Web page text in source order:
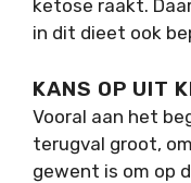
ketose raakt.
in dit dieet ook
KANS OP UIT
Vooral aan het
terugval groot,
gewent is om op